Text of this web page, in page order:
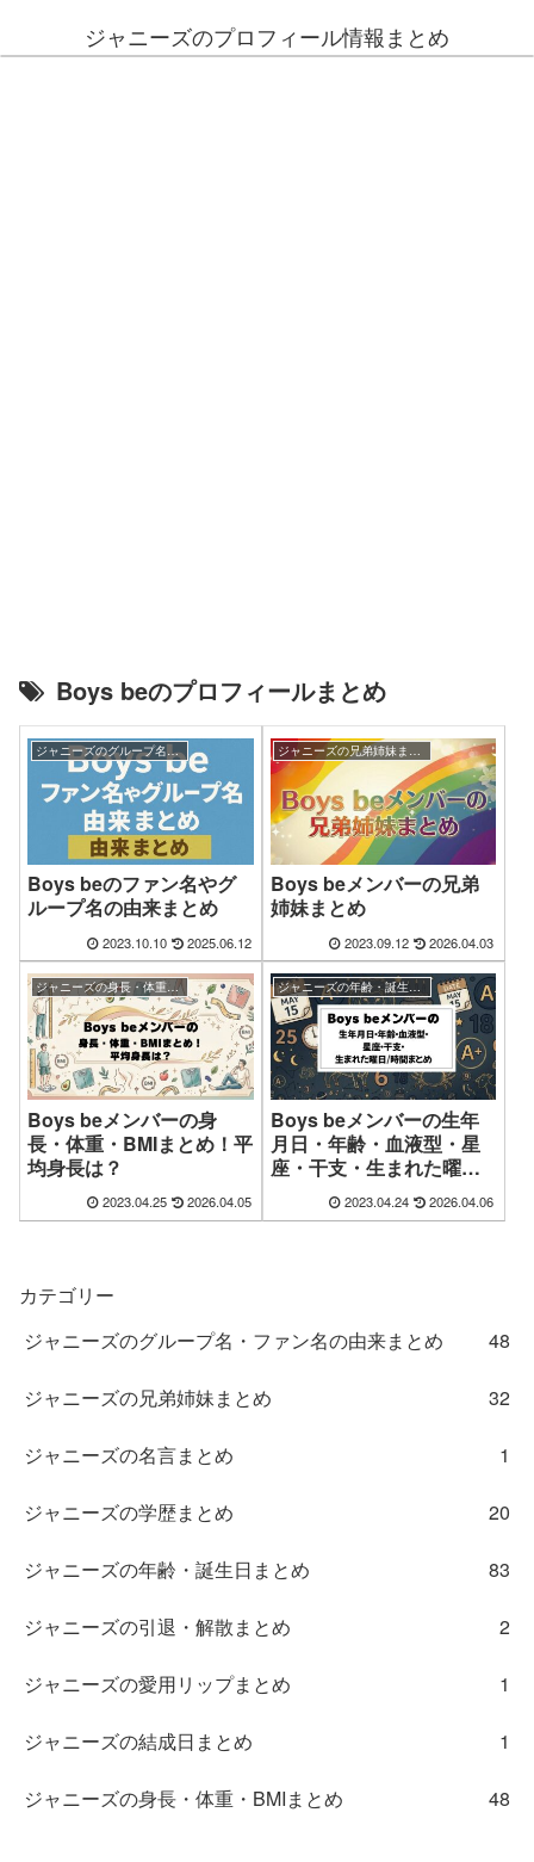
ジャニーズのプロフィール情報まとめ
Boys beのプロフィールまとめ
ジャニーズのグループ名・ファン名の由来まとめ
Boys beのファン名やグ
ループ名の由来まとめ
2023.10.10 2025.06.12
ジャニーズの兄弟姉妹まとめ
Boys beメンバーの兄弟
姉妹まとめ
2023.09.12 2026.04.03
ジャニーズの身長・体重・BMIまとめ
Boys beメンバーの身
長・体重・BMIまとめ！平
均身長は？
2023.04.25 2026.04.05
ジャニーズの年齢・誕生日まとめ
Boys beメンバーの生年
月日・年齢・血液型・星
座・干支・生まれた曜日/
時間まとめ2023.04.24 2026.04.06
カテゴリー
ジャニーズのグループ名・ファン名の由来まとめ
48
ジャニーズの兄弟姉妹まとめ 32
ジャニーズの名言まとめ 1
ジャニーズの学歴まとめ 20
ジャニーズの年齢・誕生日まとめ 83
ジャニーズの引退・解散まとめ 2
ジャニーズの愛用リップまとめ 1
ジャニーズの結成日まとめ 1
ジャニーズの身長・体重・BMIまとめ 48